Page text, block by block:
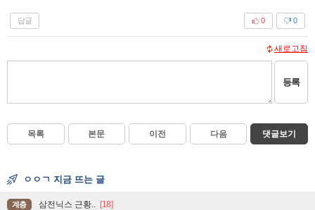
답글 0
0
새로고침
등록
목록 본문 이전 다음 댓글보기
ㅇㅇㄱ 지금 뜨는 글
계층 삼전닉스 근황.. [18]